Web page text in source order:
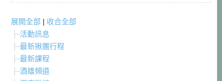
展開全部 | 收合全部
活動訊息
最新揪團行程
最新課程
酒雄頻道